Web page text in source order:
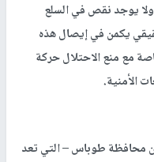
يوجد نقص في السلع
يكمن في إيصال هذه
مع منع الاحتلال حركة
الأمنية.
محافظة طوباس – التي تعد